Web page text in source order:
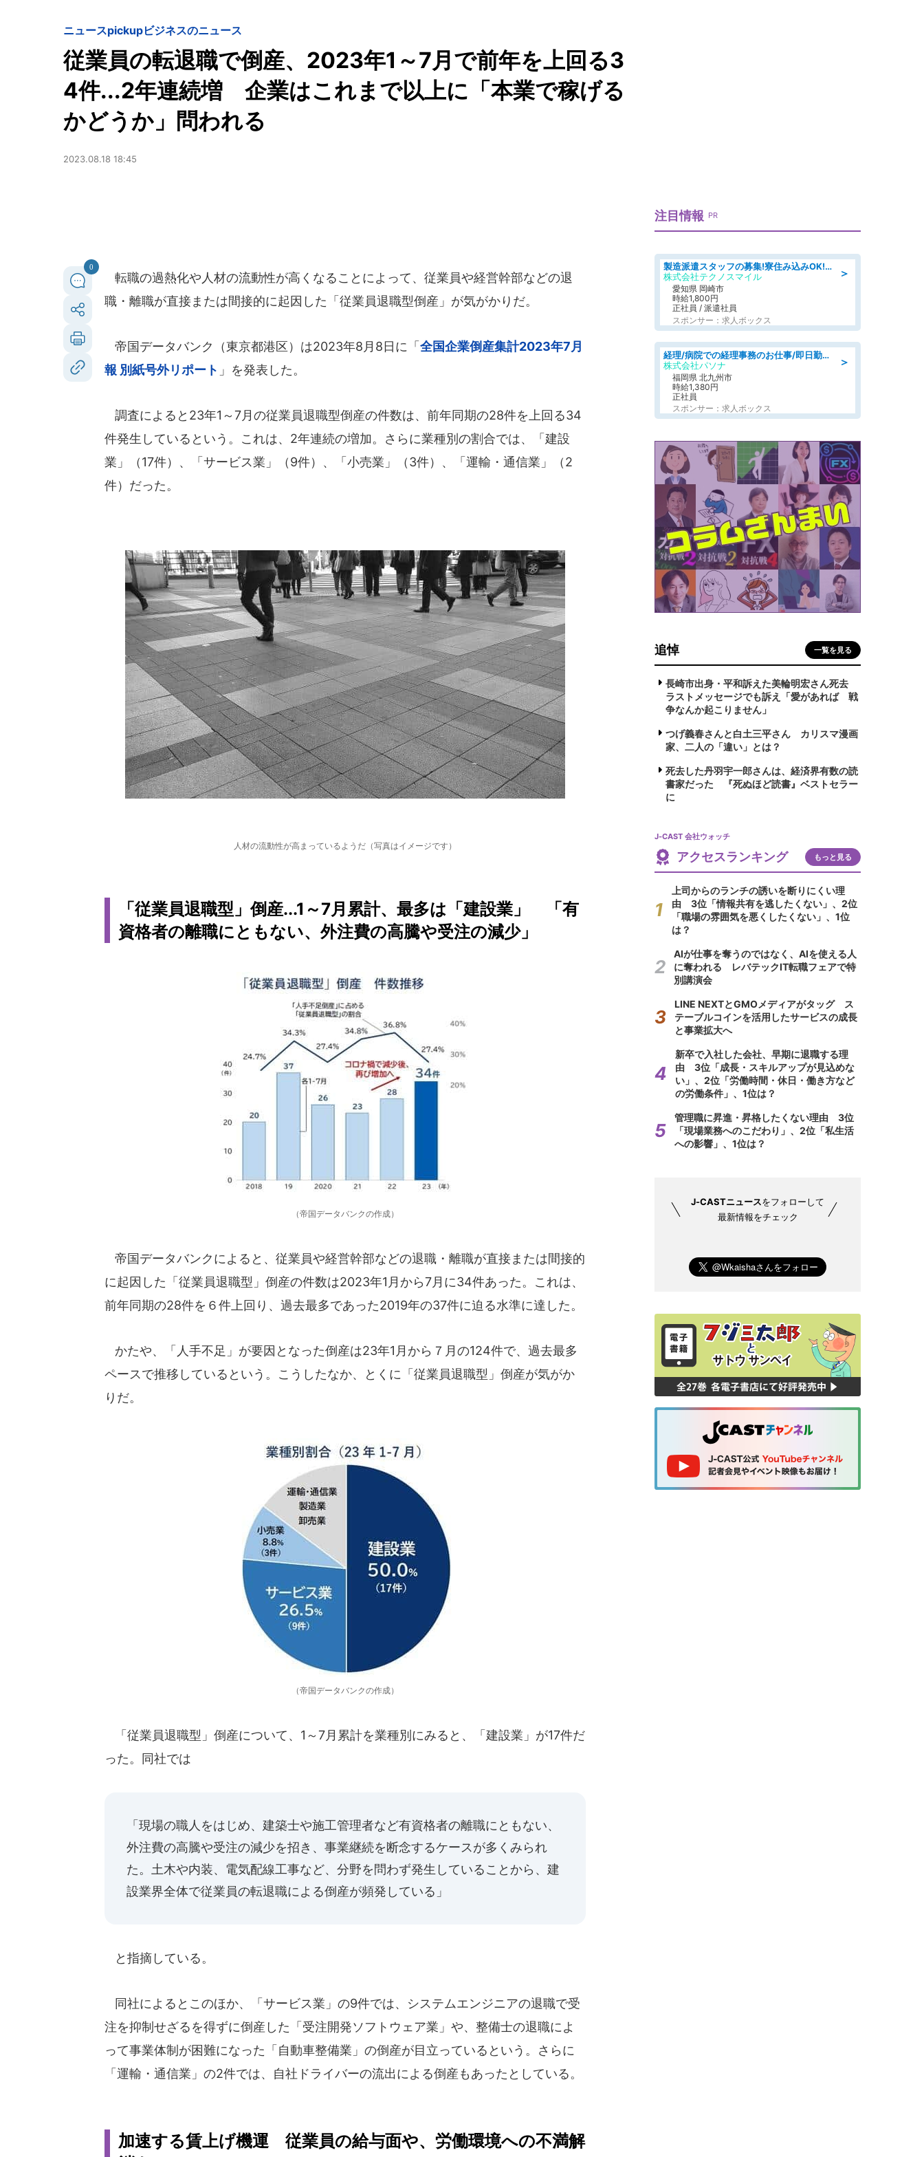
ニュースpickupビジネスのニュース
従業員の転退職で倒産、2023年1～7月で前年を上回る3
4件...2年連続増 企業はこれまで以上に「本業で稼げる
かどうか」問われる
2023.08.18 18:45
0
転職の過熱化や人材の流動性が高くなることによって、従業員や経営幹部などの退
職・離職が直接または間接的に起因した「従業員退職型倒産」が気がかりだ。
帝国データバンク（東京都港区）は2023年8月8日に「 全国企業倒産集計2023年7月
報 別紙号外リポート 」を発表した。
調査によると23年1～7月の従業員退職型倒産の件数は、前年同期の28件を上回る34
件発生しているという。これは、2年連続の増加。さらに業種別の割合では、「建設
業」（17件）、「サービス業」（9件）、「小売業」（3件）、「運輸・通信業」（2
件）だった。
人材の流動性が高まっているようだ（写真はイメージです）
「従業員退職型」倒産...1～7月累計、最多は「建設業」 「有
資格者の離職にともない、外注費の高騰や受注の減少」
（帝国データバンクの作成）
帝国データバンクによると、従業員や経営幹部などの退職・離職が直接または間接的
に起因した「従業員退職型」倒産の件数は2023年1月から7月に34件あった。これは、
前年同期の28件を６件上回り、過去最多であった2019年の37件に迫る水準に達した。
かたや、「人手不足」が要因となった倒産は23年1月から７月の124件で、過去最多
ペースで推移しているという。こうしたなか、とくに「従業員退職型」倒産が気がか
りだ。
（帝国データバンクの作成）
「従業員退職型」倒産について、1～7月累計を業種別にみると、「建設業」が17件だ
った。同社では
「現場の職人をはじめ、建築士や施工管理者など有資格者の離職にともない、
外注費の高騰や受注の減少を招き、事業継続を断念するケースが多くみられ
た。土木や内装、電気配線工事など、分野を問わず発生していることから、建
設業界全体で従業員の転退職による倒産が頻発している」
と指摘している。
同社によるとこのほか、「サービス業」の9件では、システムエンジニアの退職で受
注を抑制せざるを得ずに倒産した「受注開発ソフトウェア業」や、整備士の退職によ
って事業体制が困難になった「自動車整備業」の倒産が目立っているという。さらに
「運輸・通信業」の2件では、自社ドライバーの流出による倒産もあったとしている。
加速する賃上げ機運 従業員の給与面や、労働環境への不満解
注目情報 PR
＞
製造派遣スタッフの募集!寮住み込みOK!カーエアコンの検査業務 denso aichi
株式会社テクノスマイル
愛知県 岡崎市
時給1,800円
正社員 / 派遣社員
スポンサー：求人ボックス
＞
経理/病院での経理事務のお仕事/即日勤務可/車通勤可/経理/一般事務
株式会社パソナ
福岡県 北九州市
時給1,380円
正社員
スポンサー：求人ボックス
追悼 一覧を見る
長崎市出身・平和訴えた美輪明宏さん死去
ラストメッセージでも訴え「愛があれば 戦
争なんか起こりません」
つげ義春さんと白土三平さん カリスマ漫画
家、二人の「違い」とは？
死去した丹羽宇一郎さんは、経済界有数の読
書家だった 『死ぬほど読書』ベストセラー
に
J-CAST 会社ウォッチ
アクセスランキング もっと見る
上司からのランチの誘いを断りにくい理
由 3位「情報共有を逃したくない」、2位
「職場の雰囲気を悪くしたくない」、1位
は？
AIが仕事を奪うのではなく、AIを使える人
に奪われる レバテックIT転職フェアで特
別講演会
LINE NEXTとGMOメディアがタッグ ス
テーブルコインを活用したサービスの成長
と事業拡大へ
新卒で入社した会社、早期に退職する理
由 3位「成長・スキルアップが見込めな
い」、2位「労働時間・休日・働き方など
の労働条件」、1位は？
管理職に昇進・昇格したくない理由 3位
「現場業務へのこだわり」、2位「私生活
への影響」、1位は？
J-CASTニュースをフォローして
最新情報をチェック